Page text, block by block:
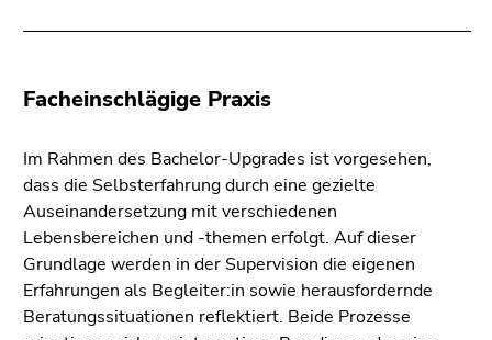
Facheinschlägige Praxis
Im Rahmen des Bachelor-Upgrades ist vorgesehen,
dass die Selbsterfahrung durch eine gezielte
Auseinandersetzung mit verschiedenen
Lebensbereichen und -themen erfolgt. Auf dieser
Grundlage werden in der Supervision die eigenen
Erfahrungen als Begleiter:in sowie herausfordernde
Beratungssituationen reflektiert. Beide Prozesse